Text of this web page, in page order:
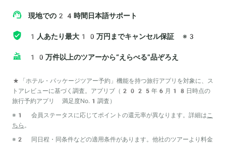
現地での24時間日本語サポート
1人あたり最大10万円までキャンセル保証 ※3
10万件以上のツアーから“えらべる”品ぞろえ
*「ホテル・パッケージツアー予約」機能を持つ旅行アプリを対象に、ス
トアレビューに基づく調査。アプリブ（2025年6月18日時点の
旅行予約アプリ 満足度No.1調査）
※1 会員ステータスに応じてポイントの還元率が異なります。詳細は こ
ちら 。
※2 同日程・同条件などの適用条件があります。他社のツアーより料金